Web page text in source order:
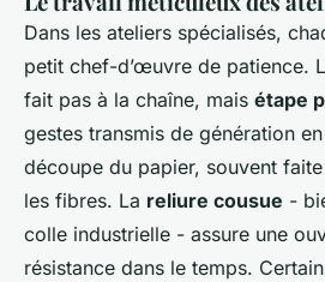
Dans les ateliers spécialisés,
petit chef-d’œuvre de patience.
fait pas à la chaîne, mais étape
gestes transmis de génération
découpe du papier, souvent
les fibres. La reliure cousue -
colle industrielle - assure une
résistance dans le temps.